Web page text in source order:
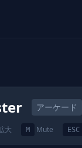
アーケード
大 M Mute ESC